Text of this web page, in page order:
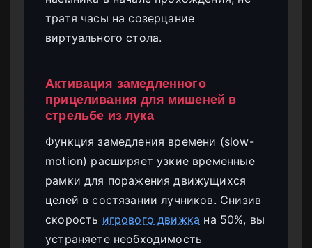
тратя часы на созерцание
виртуального стола.
Активация замедленного
прицеливания для мишеней в
стрельбе из лука
Функция замедления времени (slow-
motion) расширяет узкие временные
рамки для поражения движущихся
целей в состязании лучников. Снизив
скорость игрового движка на 50%, вы
устраняете необходимость